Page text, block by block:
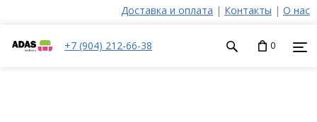
Доставка и оплата | Контакты | О нас
+7 (904) 212-66-38 0